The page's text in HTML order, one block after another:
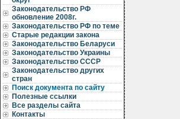
Законодательство РФ
обновление 2008г.
Законодательство РФ по теме
Старые редакции закона
Законодательство Беларуси
Законодательство Украины
Законодательство СССР
Законодательство других
стран
Поиск документа по сайту
Полезные ссылки
Все разделы сайта
Контакты